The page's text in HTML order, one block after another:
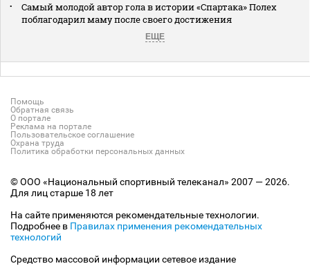
Самый молодой автор гола в истории «Спартака» Полех
поблагодарил маму после своего достижения
ЕЩЕ
Помощь
Обратная связь
О портале
Реклама на портале
Пользовательское соглашение
Охрана труда
Политика обработки персональных данных
© ООО «Национальный спортивный телеканал» 2007 — 2026.
Для лиц старше 18 лет
На сайте применяются рекомендательные технологии.
Подробнее в Правилах применения рекомендательных
технологий
Средство массовой информации сетевое издание